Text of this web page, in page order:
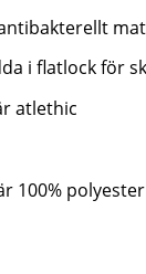
i flatlock för
atlethic
100% polyester